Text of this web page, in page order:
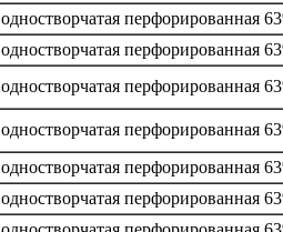
одностворчатая перфорированная
одностворчатая перфорированная
одностворчатая перфорированная
одностворчатая перфорированная
одностворчатая перфорированная
одностворчатая перфорированная